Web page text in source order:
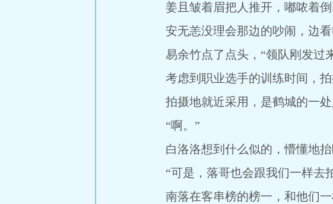
姜且皱着眉把人推开，嘟哝着倒
安无恙没理会那边的吵闹，边看
易余竹点了点头，“领队刚发过
考虑到职业选手的训练时间，拍
拍摄地就近采用，是鹤城的一处
“啊。”
白洛洛想到什么似的，懵懂地抬
“可是，落哥也会跟我们一样去
南落在客串榜的榜一，和他们一